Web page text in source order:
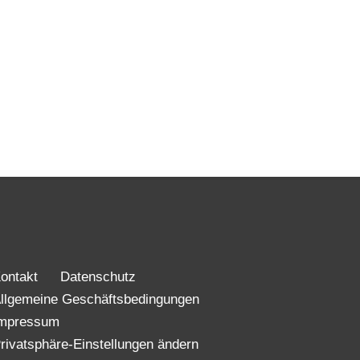
Datenschutz
Geschäftsbedingungen
Einstellungen ändern